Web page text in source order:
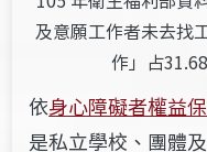
及意願工作者未去找
作」占
依身心障礙者權益
是私立學校、團體